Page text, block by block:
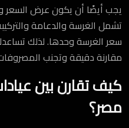
يجب أيضًا أن يكون عرض السعر
تشمل الغرسة والدعامة
سعر الغرسة وحدها. لذلك
مقارنة دقيقة وتجنب المصروفات
كيف تقارن بين
مصر؟